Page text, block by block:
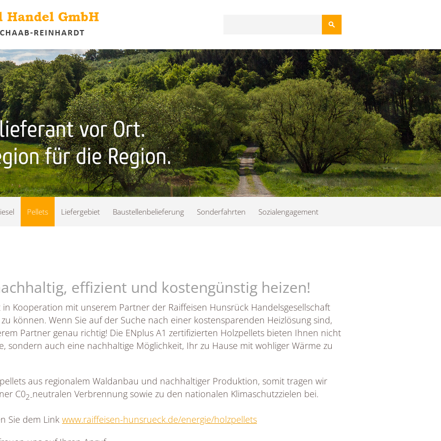
Pellets Liefergebiet Baustellenbelieferung Sonderfahrten Sozialengagement
effizient und kostengünstig heizen!
Kooperation mit unserem Partner der Raiffeisen Hunsrück Handelsgesellschaft
können. Wenn Sie auf der Suche nach einer kostensparenden Heizlösung sind,
Partner genau richtig! Die ENplus A1 zertifizierten Holzpellets bieten Ihnen nicht
sondern auch eine nachhaltige Möglichkeit, Ihr zu Hause mit wohliger Wärme zu
aus regionalem Waldanbau und nachhaltiger Produktion, somit tragen wir
C02-neutralen Verbrennung sowie zu den nationalen Klimaschutzzielen bei.
Sie dem Link www.raiffeisen-hunsrueck.de/energie/holzpellets